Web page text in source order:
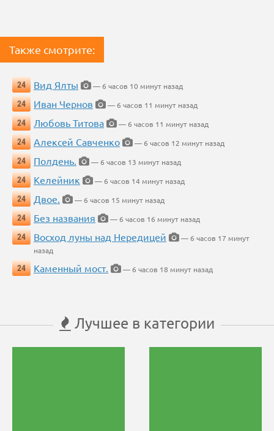
Также смотрите:
24 Вид Ялты
— 6 часов 10 минут назад
24
Иван Чернов
— 6 часов 11 минут назад
24
Любовь Титова
— 6 часов 11 минут назад
24
Алексей Савченко
— 6 часов 12 минут назад
24
Полдень.
— 6 часов 13 минут назад
24
Келейник
— 6 часов 14 минут назад
24
Двое.
— 6 часов 15 минут назад
24
Без названия
— 6 часов 16 минут назад
24
Восход луны над Нередицей
— 6 часов 17 минут
назад
24
Каменный мост. — 6 часов 18 минут назад
Лучшее в категории